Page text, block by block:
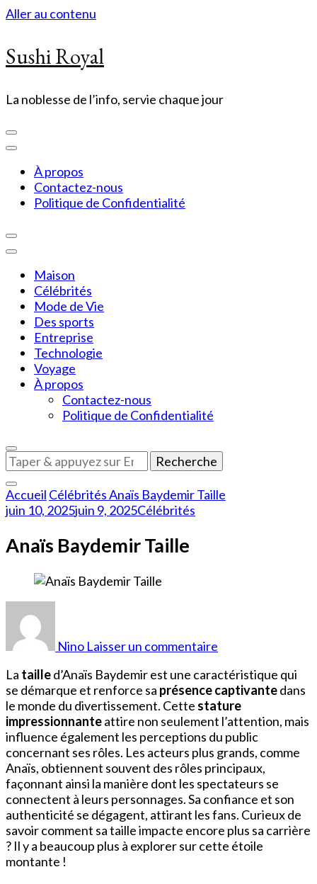
Aller au contenu
Sushi Royal
La noblesse de l’info, servie chaque jour
À propos
Contactez-nous
Politique de Confidentialité
Maison
Célébrités
Mode de Vie
Des sports
Entreprise
Technologie
Voyage
À propos
Contactez-nous
Politique de Confidentialité
Vous
recherchiez
quelque
chose
?
Accueil CélébritésAnaïs Baydemir Taille
juin 10, 2025juin 9, 2025Célébrités
Anaïs Baydemir Taille
Nino Laisser un commentaire
Taille
La tailled’Anaïs Baydemir est une caractéristique qui
se démarque et renforce sa présence captivantedans
le monde du divertissement. Cette stature
impressionnanteattire non seulement l’attention, mais
influence également les perceptions du public
concernant ses rôles. Les acteurs plus grands, comme
Anaïs, obtiennent souvent des rôles principaux,
façonnant ainsi la manière dont les spectateurs se
connectent à leurs personnages. Sa confiance et son
authenticité se dégagent, attirant les fans. Curieux de
savoir comment sa taille impacte encore plus sa carrière
? Il y a beaucoup plus à explorer sur cette étoile
montante !